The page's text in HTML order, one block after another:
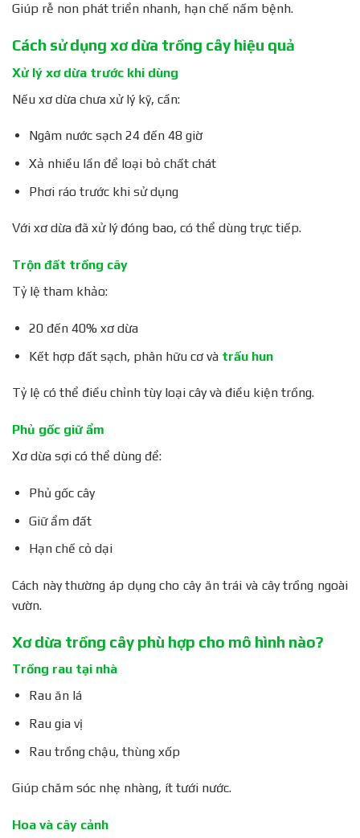
Giúp rễ non phát triển nhanh, hạn chế nấm bệnh.
Cách sử dụng xơ dừa trồng cây hiệu quả
Xử lý xơ dừa trước khi dùng
Nếu xơ dừa chưa xử lý kỹ, cần:
Ngâm nước sạch 24 đến 48 giờ
Xả nhiều lần để loại bỏ chất chát
Phơi ráo trước khi sử dụng
Với xơ dừa đã xử lý đóng bao, có thể dùng trực tiếp.
Trộn đất trồng cây
Tỷ lệ tham khảo:
20 đến 40% xơ dừa
Kết hợp đất sạch, phân hữu cơ và trấu hun
Tỷ lệ có thể điều chỉnh tùy loại cây và điều kiện trồng.
Phủ gốc giữ ẩm
Xơ dừa sợi có thể dùng để:
Phủ gốc cây
Giữ ẩm đất
Hạn chế cỏ dại
Cách này thường áp dụng cho cây ăn trái và cây trồng ngoài
vườn.
Xơ dừa trồng cây phù hợp cho mô hình nào?
Trồng rau tại nhà
Rau ăn lá
Rau gia vị
Rau trồng chậu, thùng xốp
Giúp chăm sóc nhẹ nhàng, ít tưới nước.
Hoa và cây cảnh